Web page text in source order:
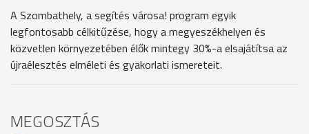
A Szombathely, a segítés városa! program egyik
legfontosabb célkitűzése, hogy a megyeszékhelyen és
közvetlen környezetében élők mintegy 30%-a elsajátítsa az
újraélesztés elméleti és gyakorlati ismereteit.
MEGOSZTÁS